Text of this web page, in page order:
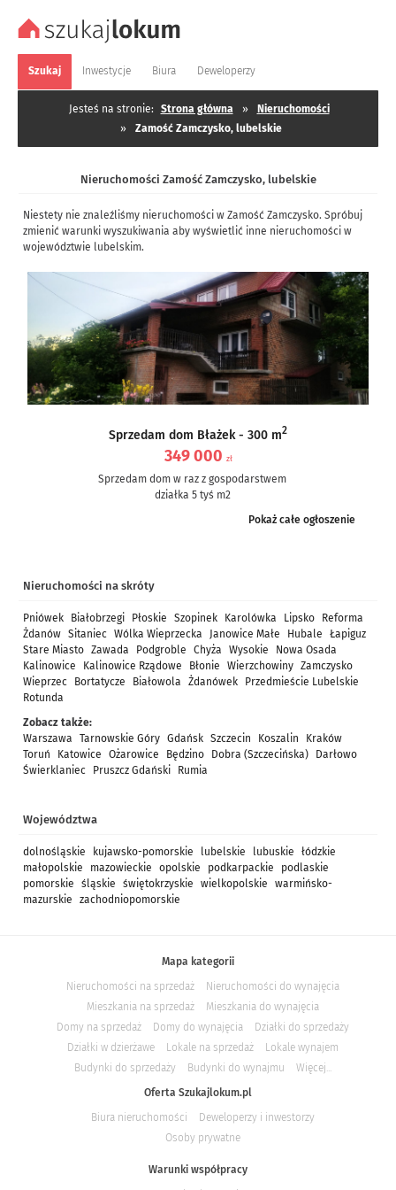
Szukaj Inwestycje Biura Deweloperzy
Jesteś na stronie: Strona główna »
Nieruchomości
»
Zamość Zamczysko, lubelskie
Nieruchomości Zamość Zamczysko, lubelskie
Niestety nie znaleźliśmy nieruchomości w Zamość Zamczysko. Spróbuj
zmienić warunki wyszukiwania aby wyświetlić inne nieruchomości w
województwie lubelskim.
Sprzedam dom Błażek - 300 m2
349 000 zł
Sprzedam dom w raz z gospodarstwem
działka 5 tyś m2
Pokaż całe ogłoszenie
Nieruchomości na skróty
Pniówek Białobrzegi Płoskie Szopinek Karolówka Lipsko
Reforma
Żdanów Sitaniec Wólka Wieprzecka Janowice Małe Hubale
Łapiguz
Stare Miasto Zawada Podgroble Chyża Wysokie
Nowa Osada
Kalinowice
Kalinowice Rządowe Błonie Wierzchowiny Zamczysko
Wieprzec
Bortatycze Białowola Żdanówek
Przedmieście Lubelskie
Rotunda
Zobacz także:
Warszawa
Tarnowskie Góry Gdańsk Szczecin Koszalin
Kraków
Toruń
Katowice Ożarowice Będzino Dobra (Szczecińska)
Darłowo
Świerklaniec
Pruszcz Gdański Rumia
Województwa
dolnośląskie kujawsko-pomorskie lubelskie lubuskie
łódzkie
małopolskie
mazowieckie opolskie podkarpackie
podlaskie
pomorskie
śląskie świętokrzyskie wielkopolskie
warmińsko-
mazurskie
zachodniopomorskie
Mapa kategorii
Nieruchomości na sprzedaż
Nieruchomości do wynajęcia
Mieszkania na sprzedaż
Mieszkania do wynajęcia
Domy na sprzedaż
Domy do wynajęcia
Działki do sprzedaży
Działki w dzierżawe
Lokale na sprzedaż
Lokale wynajem
Budynki do sprzedaży
Budynki do wynajmu
Więcej...
Oferta Szukajlokum.pl
Biura nieruchomości
Deweloperzy i inwestorzy
Osoby prywatne
Warunki współpracy